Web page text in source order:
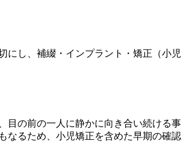
にし、補綴・インプラント・矯正（小児
目の前の一人に静かに向き合い続ける事
なるため、小児矯正を含めた早期の確認